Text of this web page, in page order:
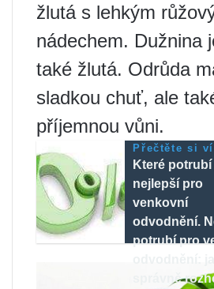
žlutá s lehkým
nádechem. Dužnina
také žlutá. Odrůda
sladkou chuť, ale
příjemnou vůni.
Přečtěte si
Které potrubí
nejlepší pro
venkovní
odvodnění.
potrubí pro
správně